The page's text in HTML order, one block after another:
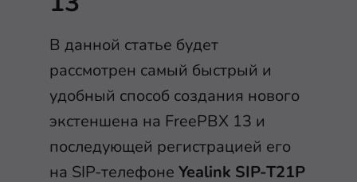
В данной статье будет
рассмотрен самый быстрый и
удобный способ создания нового
экстеншена на FreePBX 13 и
последующей регистрацией его
на SIP-телефоне Yealink SIP-T21P